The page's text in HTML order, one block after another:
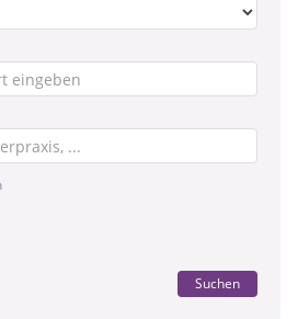
Suchen